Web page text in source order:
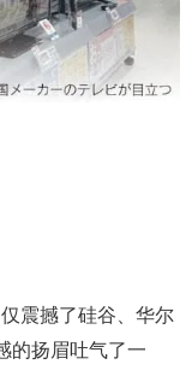
震撼了硅谷、华尔
的扬眉吐气了一